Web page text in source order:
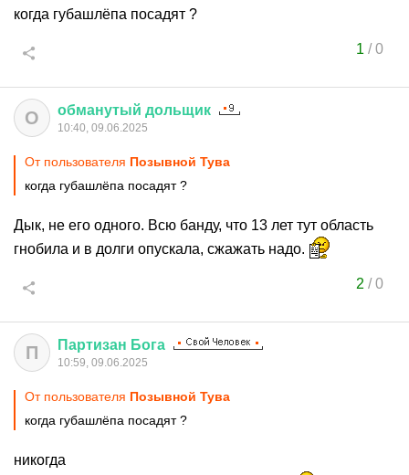
когда губашлёпа посадят ?
1 /0
О обманутый дольщик
10:40, 09.06.2025
От пользователя Позывной Тува
когда губашлёпа посадят ?
Дык, не его одного. Всю банду, что 13 лет тут область
гнобила и в долги опускала, сжажать надо.
2 /0
П Партизан Бога
10:59, 09.06.2025
От пользователя Позывной Тува
когда губашлёпа посадят ?
никогда